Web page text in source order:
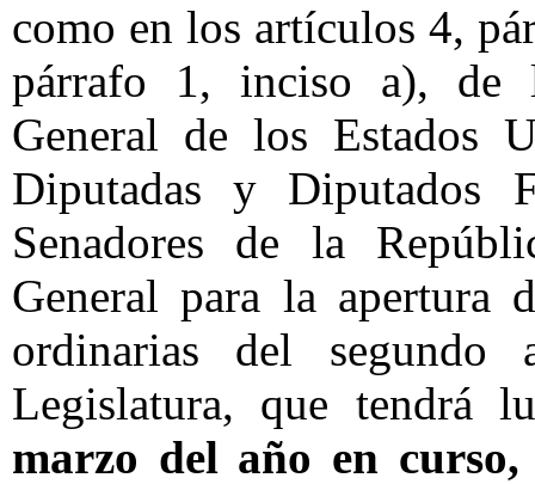
como en los artículos 4,
párrafo 1, inciso a), de
General de los Estados
Diputadas y Diputados
Senadores de la
General para la apertura
ordinarias del
Legislatura, que tendrá
marzo del año en